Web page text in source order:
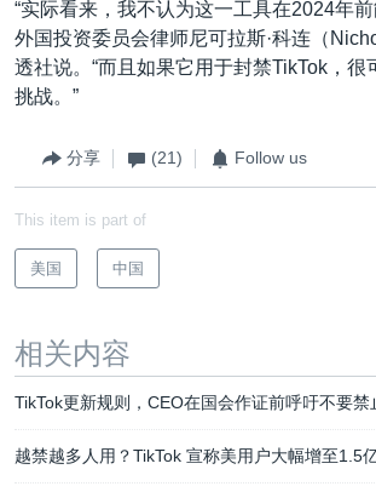
“实际看来，我不认为这一工具在2024年前
外国投资委员会律师尼可拉斯·科连（
透社说。“而且如果它用于封禁TikTok，很
挑战。”
分享 (21) Follow us
This item is part of
美国 中国
相关内容
TikTok更新规则，CEO在国会作证前呼吁不要禁
越禁越多人用？TikTok 宣称美用户大幅增至1.5